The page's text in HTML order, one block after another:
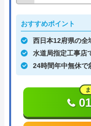
おすすめポイント
西日本12府県の全
水道局指定工事店
24時間年中無休で